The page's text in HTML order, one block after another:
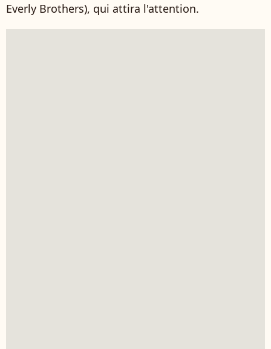
Everly Brothers), qui attira l'attention.